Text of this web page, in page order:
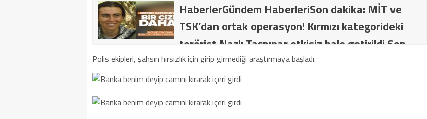
HaberlerGündem HaberleriSon dakika: MİT ve
TSK’dan ortak operasyon! Kırmızı kategorideki
terörist Nazlı Taşpınar etkisiz hale getirildi Son
dakika: MİT ve TSK’dan ortak operasyon! Kırmızı
kategorideki terörist Nazlı Taşpınar etkisiz hale
getirildi .
Polis ekipleri, şahsın hırsızlık için girip girmediği araştırmaya başladı.